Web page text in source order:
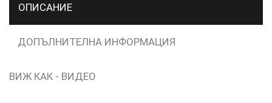
ОПИСАНИЕ
ДОПЪЛНИТЕЛНА ИНФОРМАЦИЯ
ВИЖ КАК - ВИДЕО
МОЖЕТЕ
ДА
НАМЕРИТЕ